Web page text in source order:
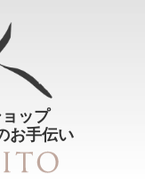
ップ
お手伝い